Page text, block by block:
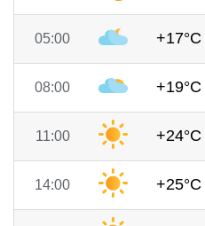
05:00 +17°C
08:00 +19°C
11:00 +24°C
14:00 +25°C